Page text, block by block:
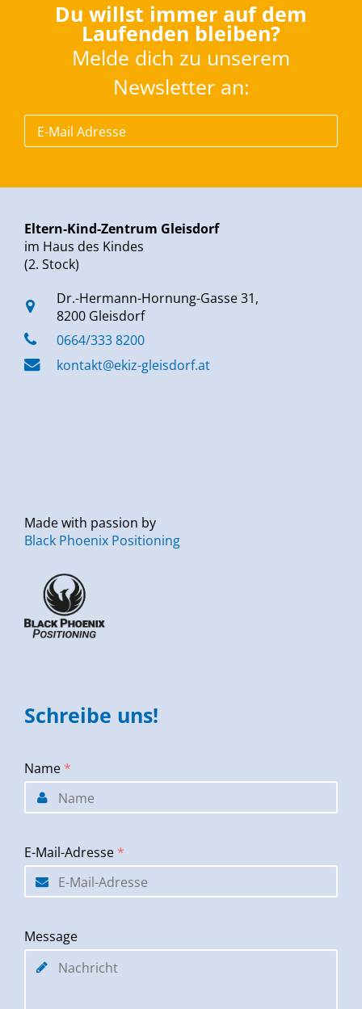
Du willst immer auf dem
Laufenden bleiben?
Melde dich zu unserem
Newsletter an:
Eltern-Kind-Zentrum Gleisdorf
im Haus des Kindes
(2. Stock)
Dr.-Hermann-Hornung-Gasse 31,
8200 Gleisdorf
0664/333 8200
kontakt@ekiz-gleisdorf.at
Made with passion by
Black Phoenix Positioning
Schreibe uns!
Name *
E-Mail-Adresse *
Message